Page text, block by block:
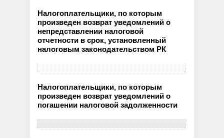
Налогоплательщики, по которым
произведен возврат уведомлений о
непредставлении налоговой
отчетности в срок, установленный
налоговым законодательством РК
Налогоплательщики, по которым
произведен возврат уведомлений о
погашении налоговой задолженности